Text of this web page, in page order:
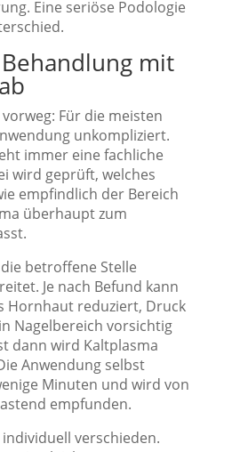
Eine seriöse Podologie
mit
Für die meisten
unkompliziert.
immer eine fachliche
wird geprüft, welches
empfindlich der Bereich
überhaupt zum
betroffene Stelle
Je nach Befund kann
Hornhaut reduziert, Druck
Nagelbereich vorsichtig
dann wird Kaltplasma
Anwendung selbst
Minuten und wird von
empfunden.
verschieden.